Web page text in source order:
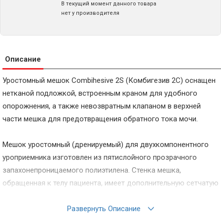
В текущий момент данного товара
нет у производителя
Описание
Уростомный мешок Combihesive 2S (Комбигезив 2С) оснащен
нетканой подложкой, встроенным краном для удобного
опорожнения, а также невозвратным клапаном в верхней
части мешка для предотвращения обратного тока мочи.
Мешок уростомный (дренируемый) для двухкомпонентного
уроприемника изготовлен из пятислойного прозрачного
запахонепроницаемого полиэтилена. Стенка мешка,
обращенная к телу пациента, имеет дополнительную сетчатую
быстро и легко очищается в случае загрязнения.
Развернуть Описание